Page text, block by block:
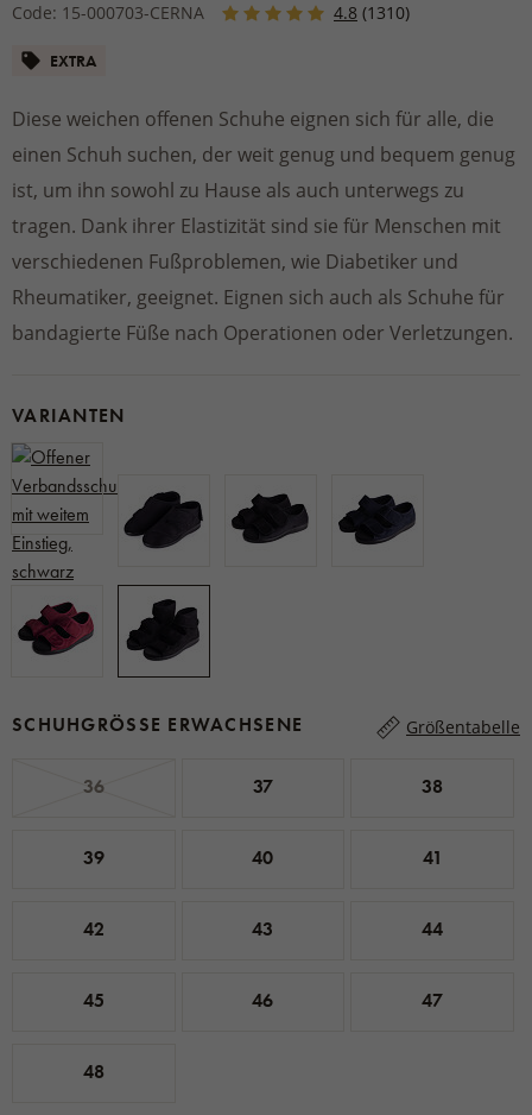
Code: 15-000703-CERNA 4.8 (1310)
EXTRA
Diese weichen offenen Schuhe eignen sich für alle, die
einen Schuh suchen, der weit genug und bequem genug
ist, um ihn sowohl zu Hause als auch unterwegs zu
tragen. Dank ihrer Elastizität sind sie für Menschen mit
verschiedenen Fußproblemen, wie Diabetiker und
Rheumatiker, geeignet. Eignen sich auch als Schuhe für
bandagierte Füße nach Operationen oder Verletzungen.
VARIANTEN
SCHUHGRÖSSE ERWACHSENE Größentabelle
36 37 38
39 40 41
42 43 44
45 46 47
48